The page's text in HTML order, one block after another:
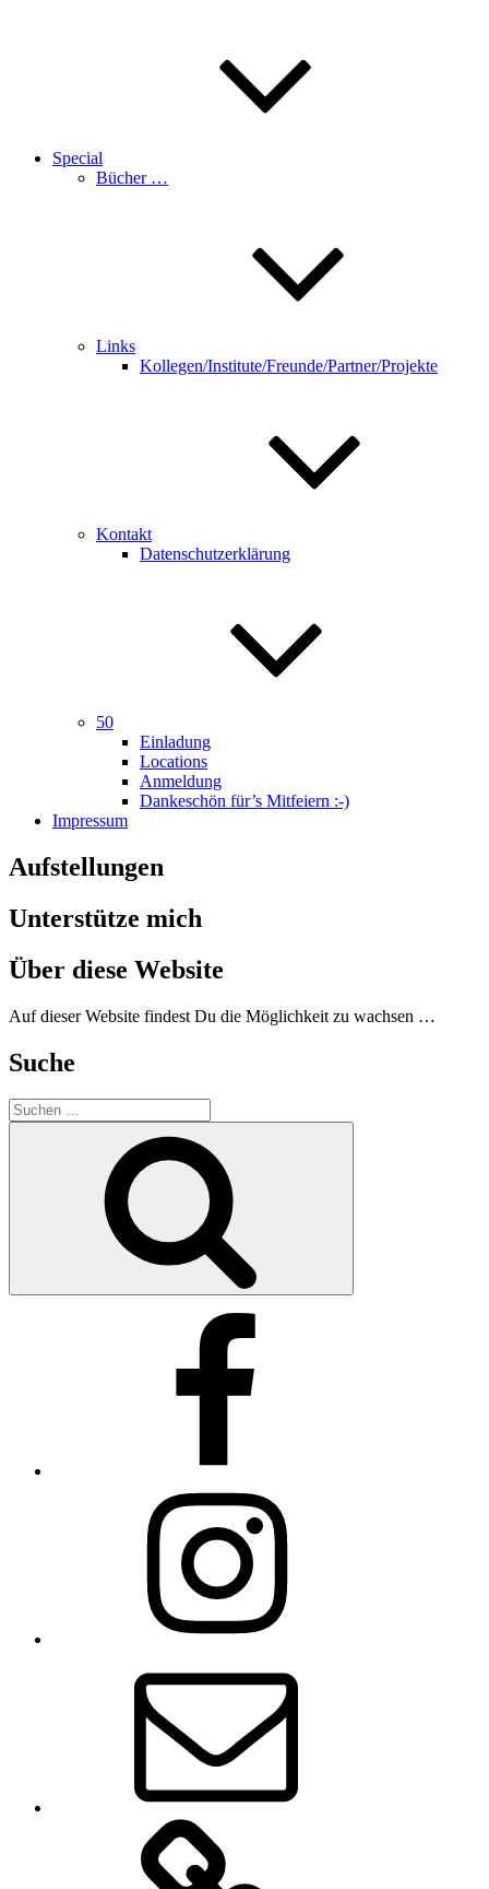
Special
Bücher …
Links
Kollegen/Institute/Freunde/Partner/Projekte
Kontakt
Datenschutzerklärung
50
Einladung
Locations
Anmeldung
Dankeschön für’s Mitfeiern :-)
Impressum
Aufstellungen
Unterstütze mich
Über diese Website
Auf dieser Website findest Du die Möglichkeit zu wachsen …
Suche
Suchen
nach: